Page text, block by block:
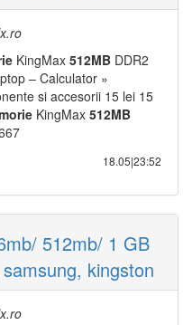
KingMax 512MB DDR2
– Calculator »
si accesorii 15 lei 15
KingMax 512MB
18.05|23:52
512mb/ 1 GB
kingston